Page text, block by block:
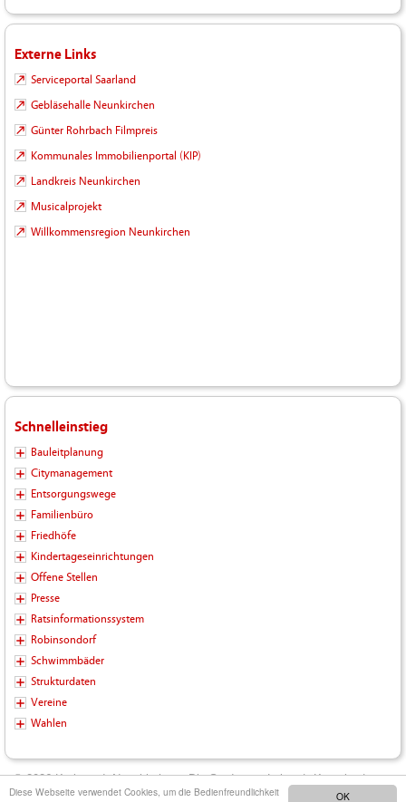
OK
Diese Webseite verwendet Cookies, um die Bedienfreundlichkeit
Externe Links
Serviceportal Saarland
Gebläsehalle Neunkirchen
Günter Rohrbach Filmpreis
Kommunales Immobilienportal (KIP)
Landkreis Neunkirchen
Musicalprojekt
Willkommensregion Neunkirchen
Schnelleinstieg
Bauleitplanung
Citymanagement
Entsorgungswege
Familienbüro
Friedhöfe
Kindertageseinrichtungen
Offene Stellen
Presse
Ratsinformationssystem
Robinsondorf
Schwimmbäder
Strukturdaten
Vereine
Wahlen
© 2026 Kreisstadt Neunkirchen - Die Stadt zum Leben | Kontakt |